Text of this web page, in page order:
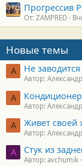
Прогрессив
От: ZAMPRED
Новые темы
А Не
Автор:
А
Автор:
А Живет своей
Автор:
A Стук из
Автор: avchumik